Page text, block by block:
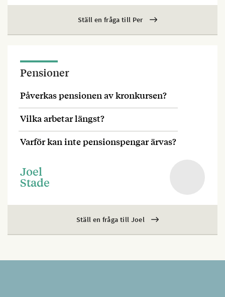
Ställ en fråga till Per
Pensioner
Påverkas pensionen av kronkursen?
Vilka arbetar längst?
Varför kan inte pensionspengar ärvas?
Joel
Stade
Ställ en fråga till Joel